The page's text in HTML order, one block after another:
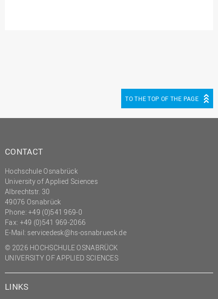
TO THE TOP OF THE PAGE
CONTACT
Hochschule Osnabrück
University of Applied Sciences
Albrechtstr. 30
49076 Osnabrück
Phone: +49 (0)541 969-0
Fax: +49 (0)541 969-2066
E-Mail: servicedesk@hs-osnabrueck.de
© 2026 HOCHSCHULE OSNABRÜCK
UNIVERSITY OF APPLIED SCIENCES
LINKS